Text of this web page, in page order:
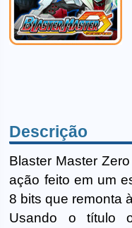
Descrição
Blaster Master
ação feito em um
8 bits que remonta
Usando o título